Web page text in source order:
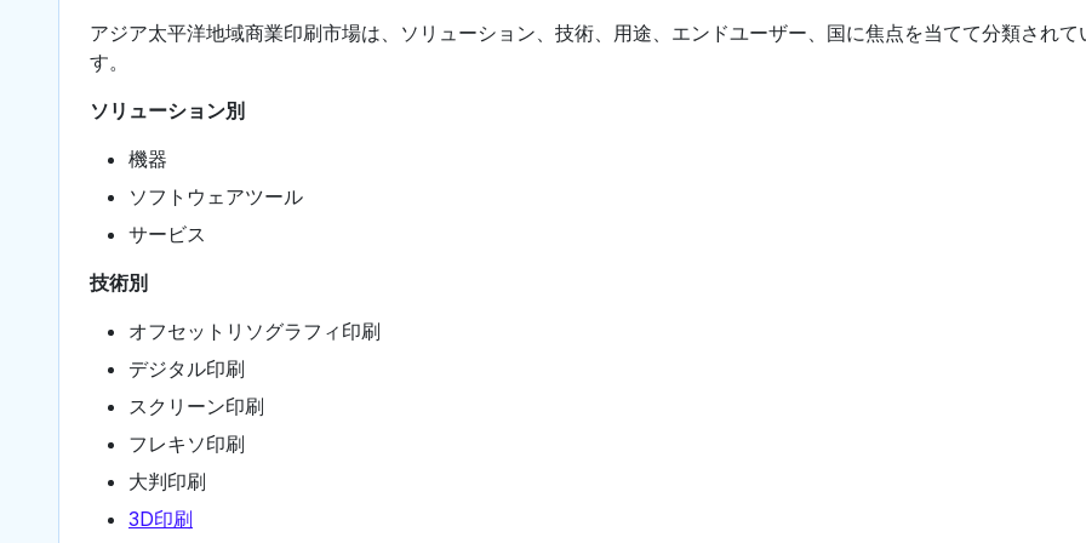
アジア太平洋地域商業印刷市場は、ソリューション、技術、用途、エンドユーザー、国に焦点を当てて分類されて
す。
ソリューション別
機器
ソフトウェアツール
サービス
技術別
オフセットリソグラフィ印刷
デジタル印刷
スクリーン印刷
フレキソ印刷
大判印刷
3D印刷